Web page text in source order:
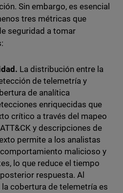
Sin embargo, es esencial
tres métricas que
seguridad a tomar
La distribución entre la
de telemetría y
de analítica
enriquecidas que
crítico a través del mapeo
y descripciones de
permite a los analistas
malicioso y
lo que reduce el tiempo
respuesta. Al
cobertura de telemetría es